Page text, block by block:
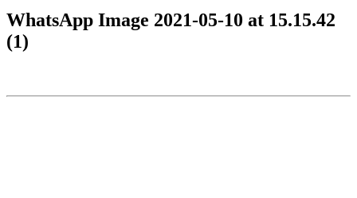
WhatsApp Image 2021-05-10 at 15.15.42
(1)